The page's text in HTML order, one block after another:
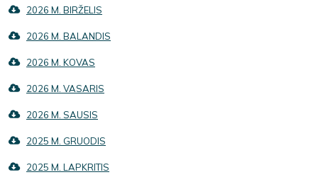
2026 M. BIRŽELIS
2026 M. BALANDIS
2026 M. KOVAS
2026 M. VASARIS
2026 M. SAUSIS
2025 M. GRUODIS
2025 M. LAPKRITIS